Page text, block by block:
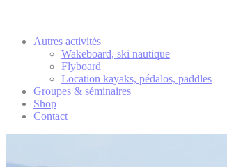
Autres activités
Wakeboard, ski nautique
Flyboard
Location kayaks, pédalos, paddles
Groupes & séminaires
Shop
Contact